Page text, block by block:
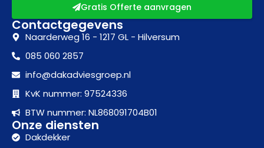
Gratis Offerte aanvragen
Contactgegevens
Naarderweg 16 - 1217 GL - Hilversum
085 060 2857
info@dakadviesgroep.nl
KvK nummer: 97524336
BTW nummer: NL868091704B01
Onze diensten
Dakdekker